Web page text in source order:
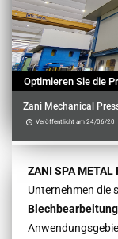
Optimieren Sie die
Zani Mechanical
Veröffentlicht am 24/06/20
Contenu
ZANI SPA METAL
Unternehmen die